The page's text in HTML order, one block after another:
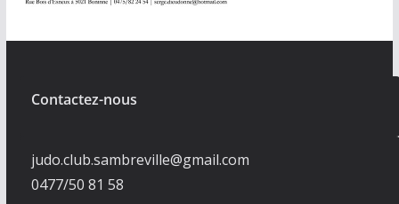
Contactez-nous
judo.club.sambreville@gmail.com
0477/50 81 58